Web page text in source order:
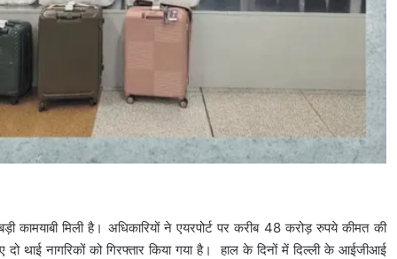
कामयाबी मिली है। अधिकारियों ने एयरपोर्ट पर करीब 48 करोड़ रुपये कीमत की
थाई नागरिकों को गिरफ्तार किया गया है। हाल के दिनों में दिल्ली के आईजीआई